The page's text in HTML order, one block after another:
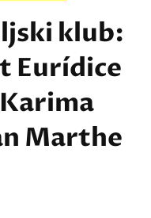
klub:
Eurídice
Marthe